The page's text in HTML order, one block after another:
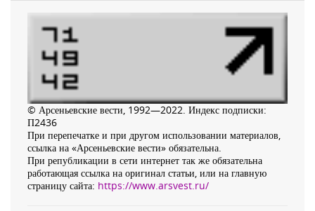
© Арсеньевские вести, 1992—2022. Индекс подписки:
П2436
При перепечатке и при другом использовании материалов,
ссылка на «Арсеньевские вести» обязательна.
При републикации в сети интернет так же обязательна
работающая ссылка на оригинал статьи, или на главную
страницу сайта: https://www.arsvest.ru/